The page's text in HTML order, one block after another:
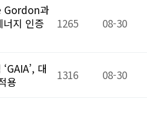
Gordon과
지 인증
1265 08-30
대
용
1316 08-30